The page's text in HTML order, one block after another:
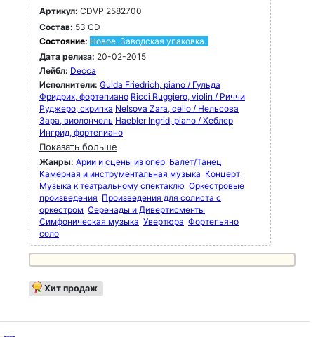
Артикул: CDVP 2582700
Состав: 53 CD
Состояние: Новое. Заводская упаковка.
Дата релиза: 20-02-2015
Лейбл: Decca
Исполнители: Gulda Friedrich, piano / Гульда
Фридрих, фортепиано Ricci Ruggiero, violin / Риччи
Руджеро, скрипка Nelsova Zara, cello / Нельсова
Зара, виолончель Haebler Ingrid, piano / Хеблер
Ингрид, фортепиано
Показать больше
Жанры: Арии и сцены из опер Балет/Танец
Камерная и инструментальная музыка Концерт
Музыка к театральному спектаклю Оркестровые
произведения Произведения для солиста с
оркестром Серенады и Дивертисменты
Симфоническая музыка Увертюра Фортепьяно
соло
Хит продаж